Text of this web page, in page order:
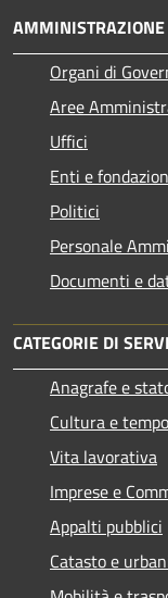
AMMINISTRAZIONE
Organi di
Aree
Uffici
Enti e
Politici
Personale
Documenti e
CATEGORIE DI
Anagrafe e
Cultura e
Vita lavorativa
Imprese e
Appalti pubblici
Catasto e